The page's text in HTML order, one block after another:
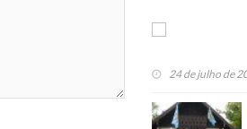
24 de julho de